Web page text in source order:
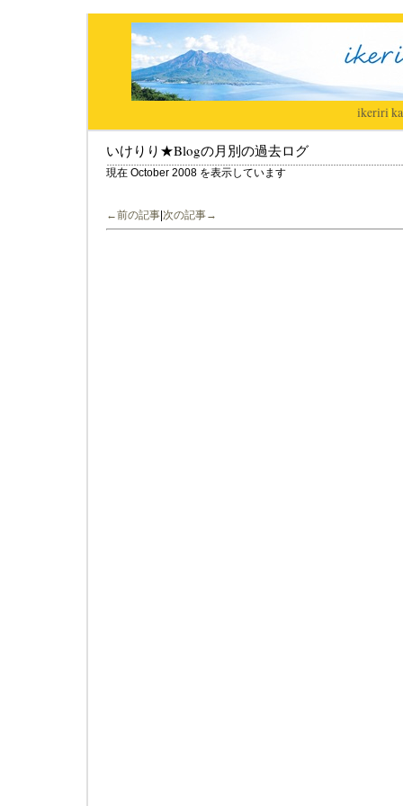
ikeriri|
いけりり★Blogの月別の過去ログ
現在 October 2008 を表示しています
←前の記事 次の記事→